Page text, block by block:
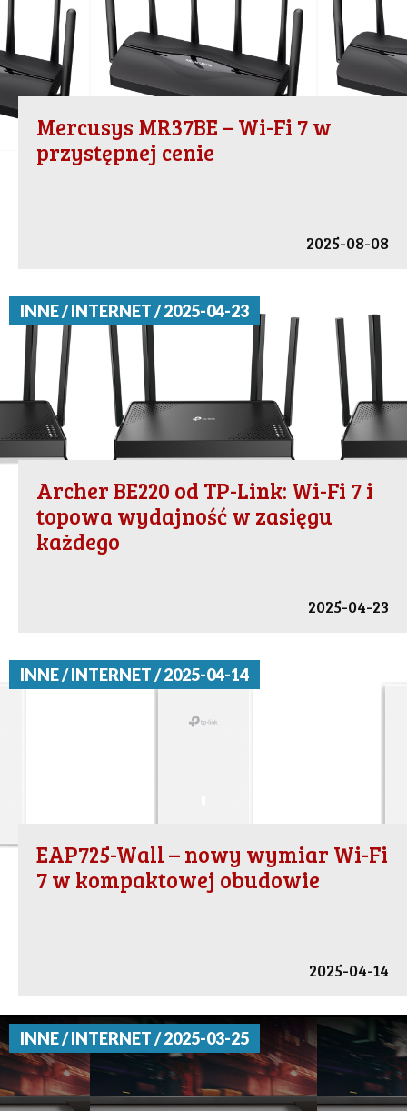
Mercusys MR37BE – Wi-Fi 7 w
przystępnej cenie
2025-08-08
INNE / INTERNET / 2025-04-23
Archer BE220 od TP-Link: Wi-Fi 7 i
topowa wydajność w zasięgu
każdego
2025-04-23
INNE / INTERNET / 2025-04-14
EAP725-Wall – nowy wymiar Wi-Fi
7 w kompaktowej obudowie
2025-04-14
INNE / INTERNET / 2025-03-25